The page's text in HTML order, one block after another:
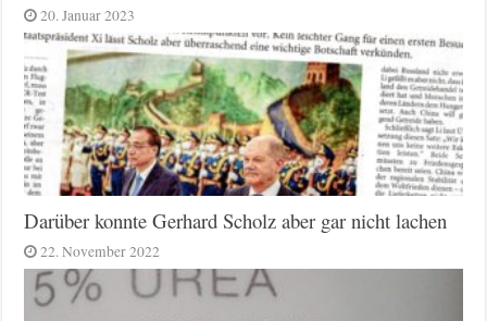
20. Januar 2023
Darüber konnte Gerhard Scholz aber gar nicht lachen
22. November 2022